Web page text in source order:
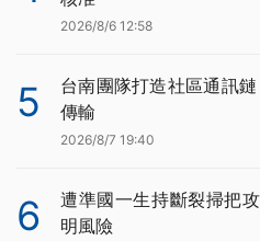
2026/8/6 12:58
5
台南團隊打造社區通訊
傳輸
2026/8/7 19:40
6
遭準國一生持斷裂掃把
明風險